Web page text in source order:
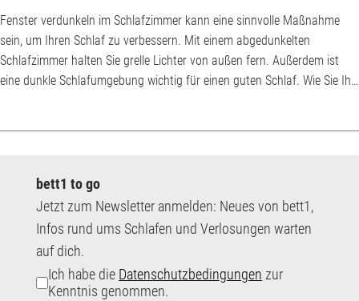
Fenster verdunkeln im Schlafzimmer kann eine sinnvolle Maßnahme
sein, um Ihren Schlaf zu verbessern. Mit einem abgedunkelten
Schlafzimmer halten Sie grelle Lichter von außen fern. Außerdem ist
eine dunkle Schlafumgebung wichtig für einen guten Schlaf. Wie Sie Ihr
bett1 to go
Jetzt zum Newsletter anmelden: Neues von bett1,
Infos rund ums Schlafen und Verlosungen warten
auf dich.
Ich habe die Datenschutzbedingungen zur
Kenntnis genommen.